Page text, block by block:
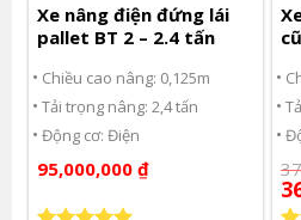
Xe nâng điện đứng lái
pallet BT 2 – 2.4 tấn
Chiều cao nâng: 0,125m
Tải trọng nâng: 2,4 tấn
Động cơ: Điện
95,000,000 ₫